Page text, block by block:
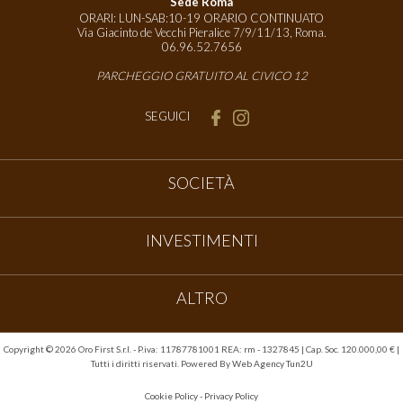
(caso unico tra le possibilità di collocamento delle risorse). La quasi perfetta
capacità d'assorbimento del fenomeno dell'inflazione e l'elevata liquidità
contribuiscono all'attuale condizione dell'oro come elemento per cui valga la
operazioni redditizie in maniera sicura e ponderata.
ORARI: LUN-SAB:10-19 ORARIO CONTINUATO
Via Giacinto de Vecchi Pieralice 7/9/11/13, Roma.
06.96.52.7656
PARCHEGGIO GRATUITO AL CIVICO 12
SEGUICI
SOCIETÀ
INVESTIMENTI
ALTRO
Copyright ©2026 Oro First S.r.l. - P.iva: 11787781001 REA: rm - 1327845 | Cap. Soc. 120.000,00 € |
Tutti i diritti riservati. Powered ByWeb Agency Tun2U
Cookie Policy- Privacy Policy